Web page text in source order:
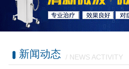
新闻动态 / NEWS ACTIVITY